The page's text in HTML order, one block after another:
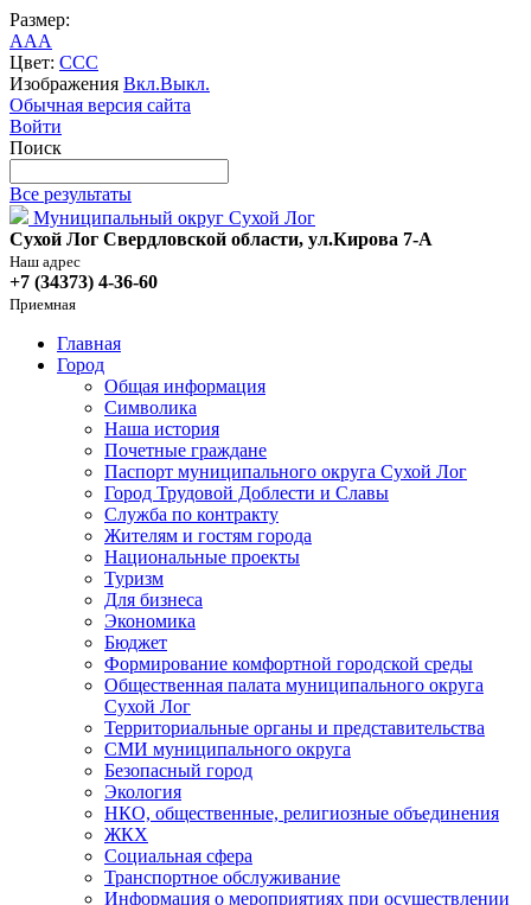
Размер:
AAA
Цвет: CCC
Изображения Вкл.Выкл.
Обычная версия сайта
Войти
Поиск
Все результаты
Муниципальный округ Сухой Лог
Сухой Лог Свердловской области, ул.Кирова 7-А
Наш адрес
+7 (34373) 4-36-60
Приемная
Главная
Город
Общая информация
Символика
Наша история
Почетные граждане
Паспорт муниципального округа Сухой Лог
Город Трудовой Доблести и Славы
Служба по контракту
Жителям и гостям города
Национальные проекты
Туризм
Для бизнеса
Экономика
Бюджет
Формирование комфортной городской среды
Общественная палата муниципального округа
Сухой Лог
Территориальные органы и представительства
СМИ муниципального округа
Безопасный город
Экология
НКО, общественные, религиозные объединения
ЖКХ
Социальная сфера
Транспортное обслуживание
Информация о мероприятиях при осуществлении